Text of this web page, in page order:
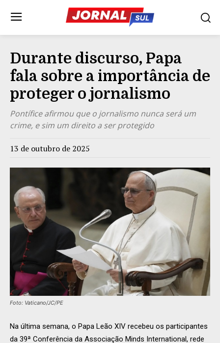
Durante discurso, Papa
fala sobre a importância de
proteger o jornalismo
Pontífice afirmou que o jornalismo nunca será um
crime, e sim um direito a ser protegido
13 de outubro de 2025
Foto: Vaticano/JC/PE
Na última semana, o Papa Leão XIV recebeu os participantes
da 39ª Conferência da Associação Minds International, rede